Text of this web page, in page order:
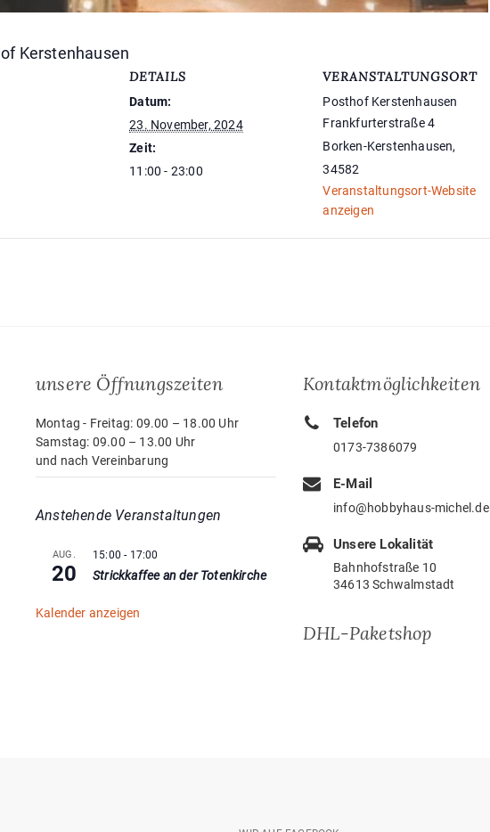
Kerstenhausen
DETAILS
Datum:
23. November, 2024
Zeit:
11:00 - 23:00
VERANSTALTUNGSORT
Posthof Kerstenhausen
Frankfurterstraße 4
Borken-Kerstenhausen,
34582
Veranstaltungsort-Website
anzeigen
unsere Öffnungszeiten
Montag - Freitag: 09.00 – 18.00 Uhr
Samstag: 09.00 – 13.00 Uhr
und nach Vereinbarung
Anstehende Veranstaltungen
AUG.
20
15:00 - 17:00
Strickkaffee an der Totenkirche
Kalender anzeigen
Kontaktmöglichkeiten
Telefon
0173-7386079
E-Mail
info@hobbyhaus-michel.de
Unsere Lokalität
Bahnhofstraße 10
34613 Schwalmstadt
DHL-Paketshop
auf